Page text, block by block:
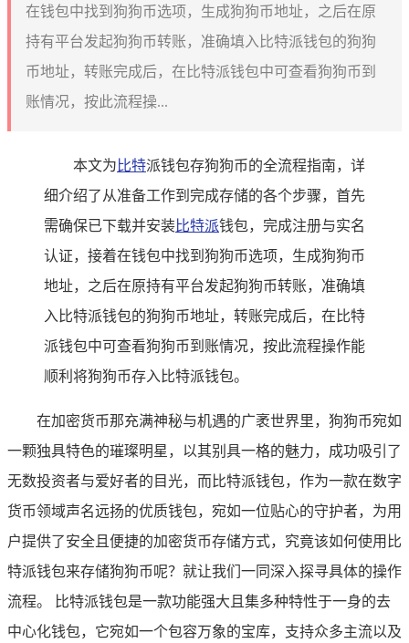
在钱包中找到狗狗币选项，生成狗狗币地址，之后在原
持有平台发起狗狗币转账，准确填入比特派钱包的狗狗
币地址，转账完成后，在比特派钱包中可查看狗狗币到
账情况，按此流程操...
本文为 比特派钱包存狗狗币的全流程指南，详
细介绍了从准备工作到完成存储的各个步骤，首先
需确保已下载并安装比特派钱包，完成注册与实名
认证，接着在钱包中找到狗狗币选项，生成狗狗币
地址，之后在原持有平台发起狗狗币转账，准确填
入比特派钱包的狗狗币地址，转账完成后，在比特
派钱包中可查看狗狗币到账情况，按此流程操作能
顺利将狗狗币存入比特派钱包。
在加密货币那充满神秘与机遇的广袤世界里，狗狗币宛如
一颗独具特色的璀璨明星，以其别具一格的魅力，成功吸引了
无数投资者与爱好者的目光，而比特派钱包，作为一款在数字
货币领域声名远扬的优质钱包，宛如一位贴心的守护者，为用
户提供了安全且便捷的加密货币存储方式，究竟该如何使用比
特派钱包来存储狗狗币呢？就让我们一同深入探寻具体的操作
流程。 比特派钱包是一款功能强大且集多种特性于一身的去
中心化钱包，它宛如一个包容万象的宝库，支持众多主流以及